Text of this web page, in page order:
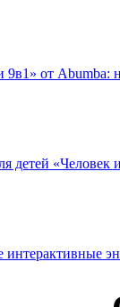
от Abumba:
детей